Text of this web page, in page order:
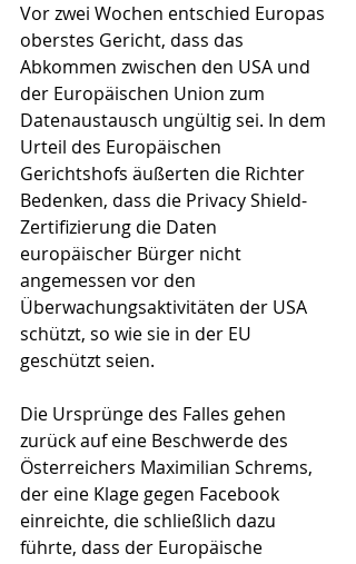
Vor zwei Wochen entschied Europas
oberstes Gericht, dass das
Abkommen zwischen den USA und
der Europäischen Union zum
Datenaustausch ungültig sei. In dem
Urteil des Europäischen
Gerichtshofs äußerten die Richter
Bedenken, dass die Privacy Shield-
Zertifizierung die Daten
europäischer Bürger nicht
angemessen vor den
Überwachungsaktivitäten der USA
schützt, so wie sie in der EU
geschützt seien.
Die Ursprünge des Falles gehen
zurück auf eine Beschwerde des
Österreichers Maximilian Schrems,
der eine Klage gegen Facebook
einreichte, die schließlich dazu
führte, dass der Europäische